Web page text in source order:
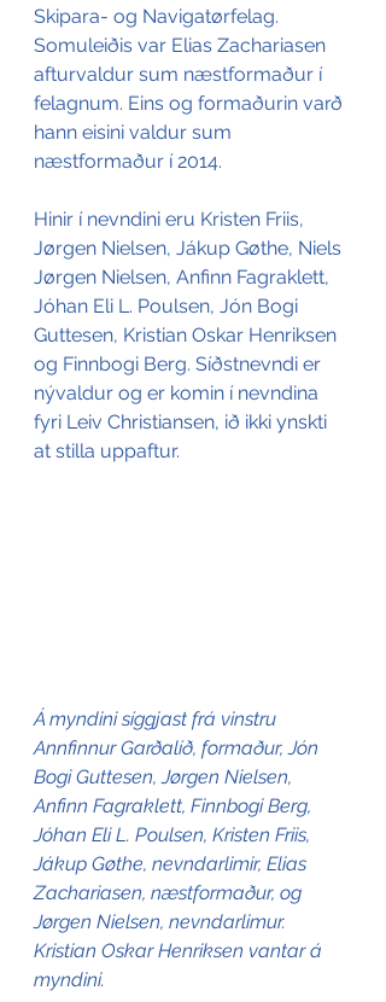
Skipara- og Navigatørfelag.
Somuleiðis var Elias Zachariasen
afturvaldur sum næstformaður í
felagnum. Eins og formaðurin varð
hann eisini valdur sum
næstformaður í 2014.
Hinir í nevndini eru Kristen Friis,
Jørgen Nielsen, Jákup Gøthe, Niels
Jørgen Nielsen, Anfinn Fagraklett,
Jóhan Eli L. Poulsen, Jón Bogi
Guttesen, Kristian Oskar Henriksen
og Finnbogi Berg. Síðstnevndi er
nývaldur og er komin í nevndina
fyri Leiv Christiansen, ið ikki ynskti
at stilla uppaftur.
Á myndini síggjast frá vinstru
Annfinnur Garðalíð, formaður, Jón
Bogi Guttesen, Jørgen Nielsen,
Anfinn Fagraklett, Finnbogi Berg,
Jóhan Eli L. Poulsen, Kristen Friis,
Jákup Gøthe, nevndarlimir, Elias
Zachariasen, næstformaður, og
Jørgen Nielsen, nevndarlimur.
Kristian Oskar Henriksen vantar á
myndini.